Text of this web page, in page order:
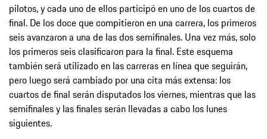
pilotos, y cada uno de ellos participó en uno de los cuartos de
final. De los doce que compitieron en una carrera, los primeros
seis avanzaron a una de las dos semifinales. Una vez más, solo
los primeros seis clasificaron para la final. Este esquema
también será utilizado en las carreras en línea que seguirán,
pero luego será cambiado por una cita más extensa: los
cuartos de final serán disputados los viernes, mientras que las
semifinales y las finales serán llevadas a cabo los lunes
siguientes.